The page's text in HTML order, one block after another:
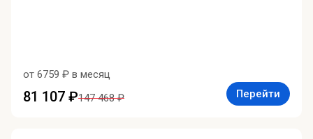
от 6759 ₽ в месяц
81 107 ₽147 468 ₽ Перейти